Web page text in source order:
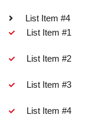
List Item #4
List Item #1
List Item #2
List Item #3
List Item #4